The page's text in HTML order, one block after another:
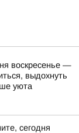
воскресенье —
выдохнуть
уюта
сегодня